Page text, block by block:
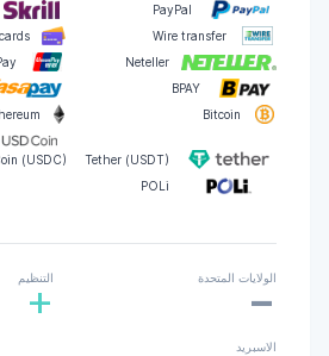
PayPal
Wire transfer
Neteller
BPAY
Bitcoin
Tether (USDT)
(USDC)
POLi
الولايات المتحدة
- التنظيم
+
الاسبريد